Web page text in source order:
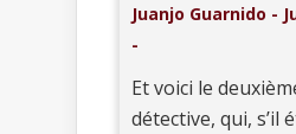
Juanjo Guarnido -
-
Et voici le
détective, qui, s’il